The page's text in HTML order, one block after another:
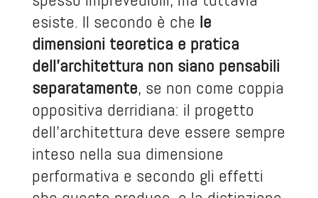
esiste. Il secondo è che le
dimensioni teoretica e pratica
dell’architettura non siano pensabili
separatamente, se non come coppia
oppositiva derridiana: il progetto
dell’architettura deve essere sempre
inteso nella sua dimensione
performativa e secondo gli effetti